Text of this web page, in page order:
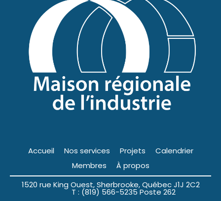
Accueil Nos services Projets
Calendrier
Membres
À propos
1520 rue King Ouest, Sherbrooke, Québec J1J 2C2
T : (819) 566-5235 Poste 262